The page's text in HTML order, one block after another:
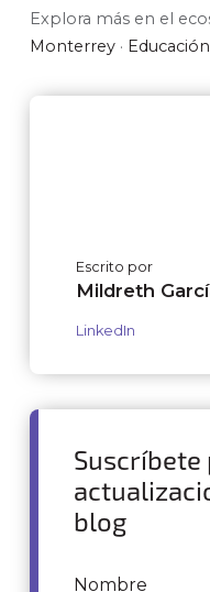
Explora más en el
Monterrey ·
Escrito por
Mildreth
LinkedIn
blog
Nombre